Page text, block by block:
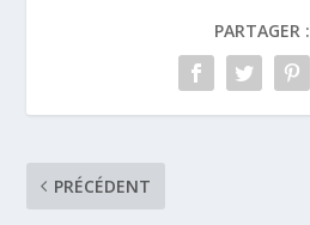
PARTAGER :
PRÉCÉDENT